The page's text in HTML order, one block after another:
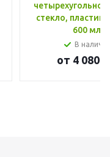
стекло, пластик
600 мл
В
от 4 080 ₸